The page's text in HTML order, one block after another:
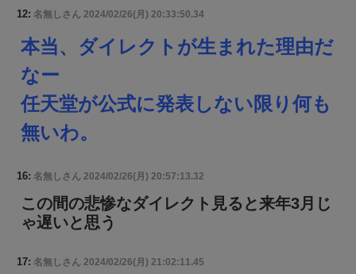
12: 名無しさん 2024/02/26(月) 20:33:50.34
本当、ダイレクトが生まれた理由だ
なー
任天堂が公式に発表しない限り何も
無いわ。
16: 名無しさん 2024/02/26(月) 20:57:13.32
この間の悲惨なダイレクト見ると来年3月じ
ゃ遅いと思う
17: 名無しさん 2024/02/26(月) 21:02:11.45